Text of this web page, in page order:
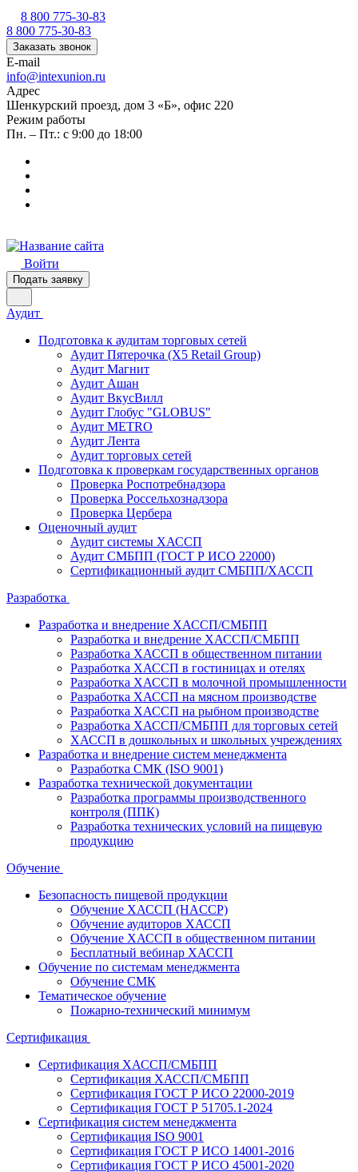
8 800 775-30-83
8 800 775-30-83
Заказать звонок
E-mail
info@intexunion.ru
Адрес
Шенкурский проезд, дом 3 «Б», офис 220
Режим работы
Пн. – Пт.: с 9:00 до 18:00
Войти
Подать заявку
Аудит
Подготовка к аудитам торговых сетей
Аудит Пятерочка (X5 Retail Group)
Аудит Магнит
Аудит Ашан
Аудит ВкусВилл
Аудит Глобус "GLOBUS"
Аудит METRO
Аудит Лента
Аудит торговых сетей
Подготовка к проверкам государственных органов
Проверка Роспотребнадзора
Проверка Россельхознадзора
Проверка Цербера
Оценочный аудит
Аудит системы ХАССП
Аудит СМБПП (ГОСТ Р ИСО 22000)
Сертификационный аудит СМБПП/ХАССП
Разработка
Разработка и внедрение ХАССП/СМБПП
Разработка и внедрение ХАССП/СМБПП
Разработка ХАССП в общественном питании
Разработка ХАССП в гостиницах и отелях
Разработка ХАССП в молочной промышленности
Разработка ХАССП на мясном производстве
Разработка ХАССП на рыбном производстве
Разработка ХАССП/СМБПП для торговых сетей
ХАССП в дошкольных и школьных учреждениях
Разработка и внедрение систем менеджмента
Разработка СМК (ISO 9001)
Разработка технической документации
Разработка программы производственного
контроля (ППК)
Разработка технических условий на пищевую
продукцию
Обучение
Безопасность пищевой продукции
Обучение ХАССП (HACCP)
Обучение аудиторов ХАССП
Обучение ХАССП в общественном питании
Бесплатный вебинар ХАССП
Обучение по системам менеджмента
Обучение СМК
Тематическое обучение
Пожарно-технический минимум
Сертификация
Сертификация ХАССП/СМБПП
Сертификация ХАССП/СМБПП
Сертификация ГОСТ Р ИСО 22000-2019
Сертификация ГОСТ Р 51705.1-2024
Сертификация систем менеджмента
Сертификация ISO 9001
Сертификация ГОСТ Р ИСО 14001-2016
Сертификация ГОСТ Р ИСО 45001-2020